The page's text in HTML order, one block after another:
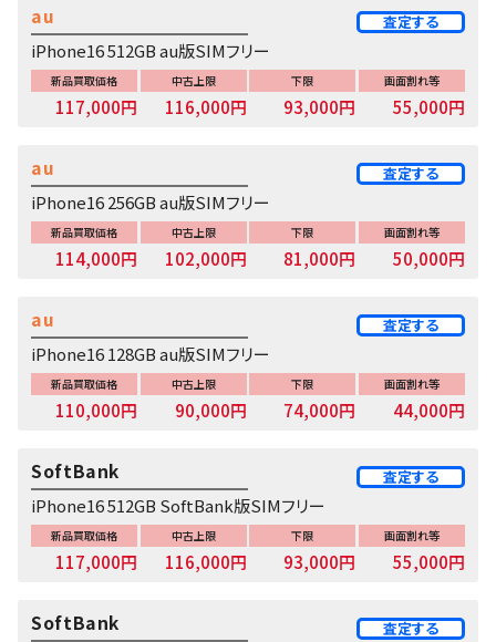
iPhone16 512GB au版SIMフリー
au 査定する
新品買取価格
117,000円
中古上限
116,000円
下限
93,000円
画面割れ等
55,000円
iPhone16 256GB au版SIMフリー
au 査定する
新品買取価格
114,000円
中古上限
102,000円
下限
81,000円
画面割れ等
50,000円
iPhone16 128GB au版SIMフリー
au 査定する
新品買取価格
110,000円
中古上限
90,000円
下限
74,000円
画面割れ等
44,000円
iPhone16 512GB SoftBank版SIMフリー
SoftBank 査定する
新品買取価格
117,000円
中古上限
116,000円
下限
93,000円
画面割れ等
55,000円
SoftBank 査定する